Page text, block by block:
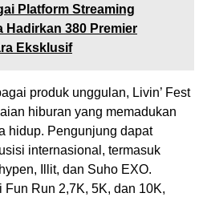
Platform Streaming
Hadirkan 380 Premier
Eksklusif
produk unggulan, Livin’ Fest
hiburan yang memadukan
hidup. Pengunjung dapat
internasional, termasuk
Illit, dan Suho EXO.
Run 2,7K, 5K, dan 10K,